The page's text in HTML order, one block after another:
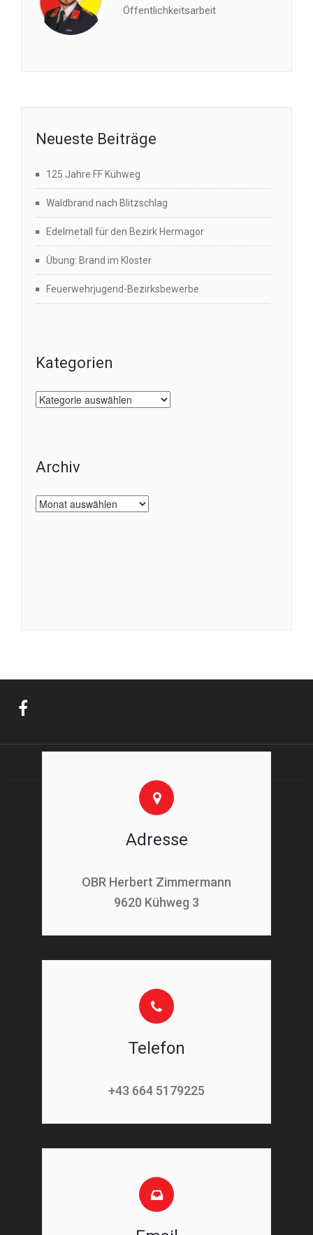
Öffentlichkeitsarbeit
Neueste Beiträge
125 Jahre FF Kühweg
Waldbrand nach Blitzschlag
Edelmetall für den Bezirk Hermagor
Übung: Brand im Kloster
Feuerwehrjugend-Bezirksbewerbe
Kategorien
Kategorien
Archiv
Archiv
Adresse
OBR Herbert Zimmermann
9620 Kühweg 3
Telefon
+43 664 5179225